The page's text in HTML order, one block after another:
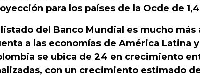
para los países de la Ocde de
listado del Banco Mundial es mucho
a las economías de América Latina
se ubica de 24 en crecimiento
con un crecimiento estimado de